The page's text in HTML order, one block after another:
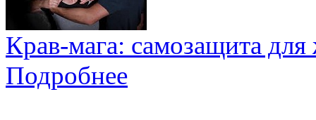
Крав-мага: самозащита
Подробнее